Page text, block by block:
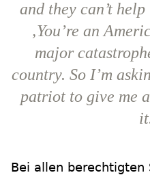
and they can’t help
‚You’re an
major
country. So I’m
patriot to give me
Bei allen berechtigten